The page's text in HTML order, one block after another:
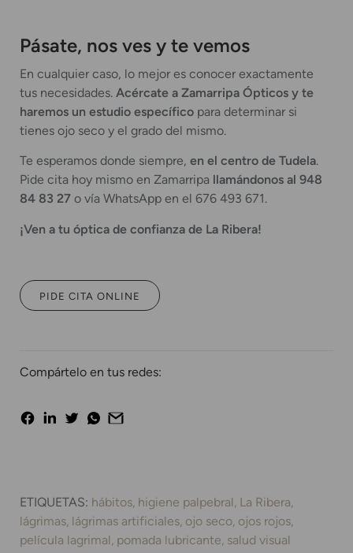
Pásate, nos ves y te vemos
En cualquier caso, lo mejor es conocer exactamente
tus necesidades. Acércate a Zamarripa Ópticos y te
haremos un estudio específico para determinar si
tienes ojo seco y el grado del mismo.
Te esperamos donde siempre, en el centro de Tudela.
Pide cita hoy mismo en Zamarripa llamándonos al 948
84 83 27 o vía WhatsApp en el 676 493 671.
¡Ven a tu óptica de confianza de La Ribera!
PIDE CITA ONLINE
Compártelo en tus redes:
ETIQUETAS: hábitos higiene palpebral La Ribera
lágrimas lágrimas artificiales ojo seco ojos rojos
película lagrimal pomada lubricante salud visual